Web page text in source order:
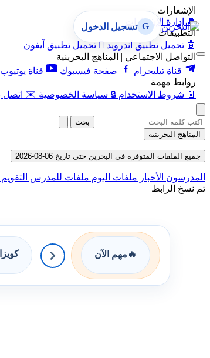
الإشعارات
🔔 إدارة الإشعارات
التطبيقات
🤖 تحميل تطبيق أندرويد  تحميل تطبيق آيفون
التواصل الاجتماعي | المناهج البحرينية
قناة تيليجرام
صفحة فيسبوك قناة يوتيوب
روابط مهمة
📄 شروط الاستخدام 🔒 سياسة الخصوصية ✉️ اتصل
G تسجيل الدخول
بحث
المناهج البحرينية
جميع الملفات المتوفرة في البحرين حتى تاريخ 06-08-2026
المدرسون الأخبار ملفات اليوم ملفات للمدرس
تم نسخ الرابط
🔥 مهم الآن